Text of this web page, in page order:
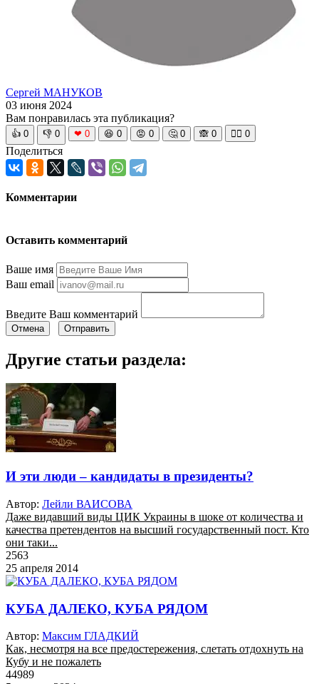
Сергей МАНУКОВ
03 июня 2024
Вам понравилась эта публикация?
👍 0 👎 0 ❤ 0 😆 0 😡 0 🤔 0 🙈 0 🧘‍♀️ 0
Поделиться
Комментарии
Оставить комментарий
Ваше имя
Ваш email
Введите Ваш комментарий
Отмена Отправить
Другие статьи раздела:
И эти люди – кандидаты в президенты?
Автор: Лейли ВАИСОВА
Даже видавший виды ЦИК Украины в шоке от количества и
качества претендентов на высший государственный пост. Кто
они таки...
2563
25 апреля 2014
КУБА ДАЛЕКО, КУБА РЯДОМ
Автор: Максим ГЛАДКИЙ
Как, несмотря на все предостережения, слетать отдохнуть на
Кубу и не пожалеть
44989